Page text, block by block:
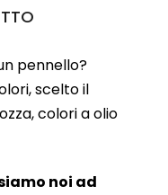
pennello?
scelto il
colori a olio
noi ad